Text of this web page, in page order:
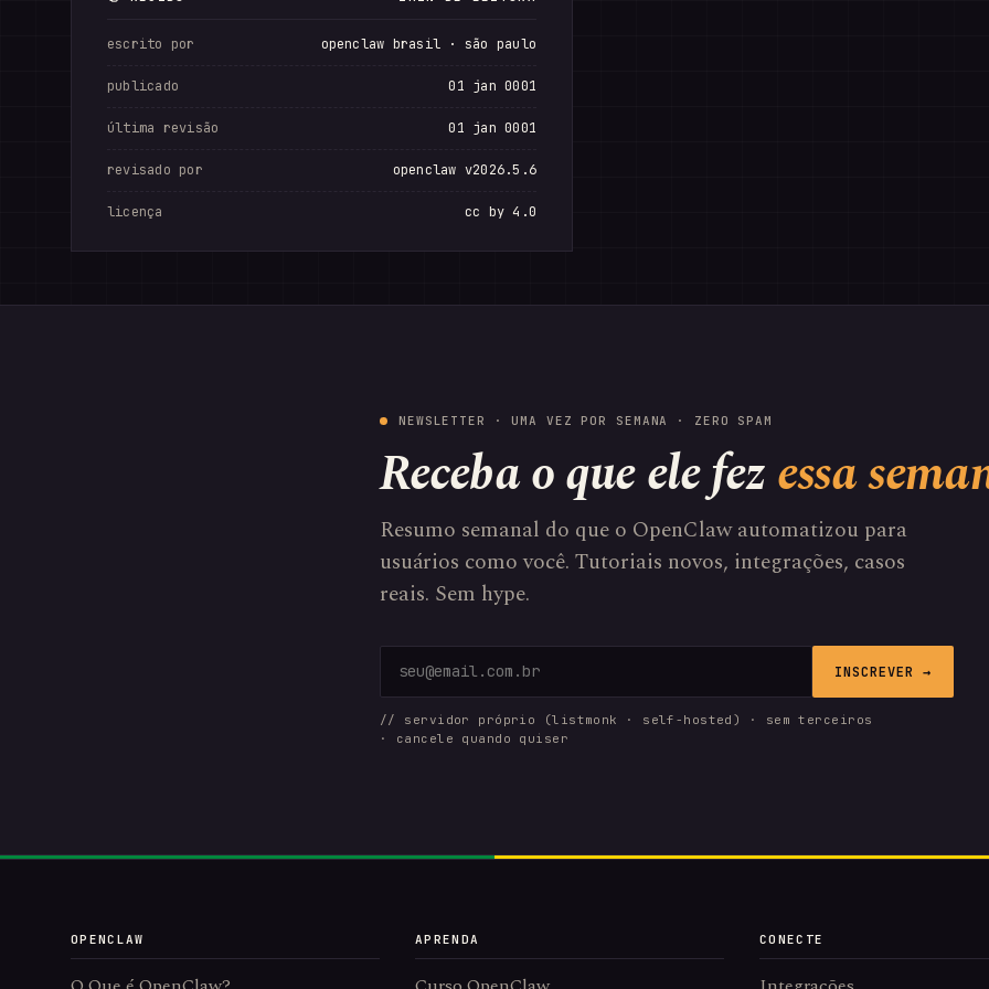
escrito por openclaw brasil · são paulo
publicado 01 jan 0001
última revisão 01 jan 0001
revisado por openclaw v2026.5.6
licença cc by 4.0
NEWSLETTER · UMA VEZ POR SEMANA · ZERO SPAM
Receba o que ele fezessa
Resumo semanal do que o OpenClaw automatizou para
usuários como você. Tutoriais novos, integrações, casos
reais. Sem hype.
INSCREVER →
// servidor próprio (listmonk · self-hosted) · sem terceiros
· cancele quando quiser
OPENCLAW APRENDA CONECTE